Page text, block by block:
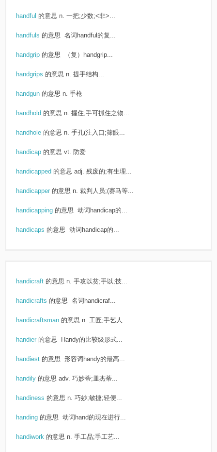
handful 的意思 n. 一把;少数;<非>...
handfuls 的意思 名词handful的复...
handgrip 的意思 （复）handgrip...
handgrips 的意思 n. 提手结构...
handgun 的意思 n. 手枪
handhold 的意思 n. 握住;手可抓住之物...
handhole 的意思 n. 手孔(注入口;筛眼...
handicap 的意思 vt. 防爱
handicapped 的意思 adj. 残废的;有生理...
handicapper 的意思 n. 裁判人员;(赛马等...
handicapping 的意思 动词handicap的...
handicaps 的意思 动词handicap的...
handicraft 的意思 n. 手攻以贫;手以;技...
handicrafts 的意思 名词handicraf...
handicraftsman 的意思 n. 工匠;手艺人...
handier 的意思 Handy的比较级形式...
handiest 的意思 形容词handy的最高...
handily 的意思 adv. 巧妙蒂;皿杰蒂...
handiness 的意思 n. 巧妙;敏捷;轻便...
handing 的意思 动词hand的现在进行...
handiwork 的意思 n. 手工品;手工艺...